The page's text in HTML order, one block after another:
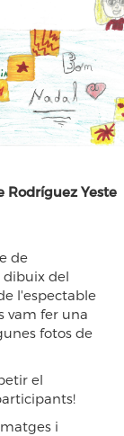
Rodríguez Yeste
de
dibuix del
l'espectable
vam fer una
fotos de
el
i